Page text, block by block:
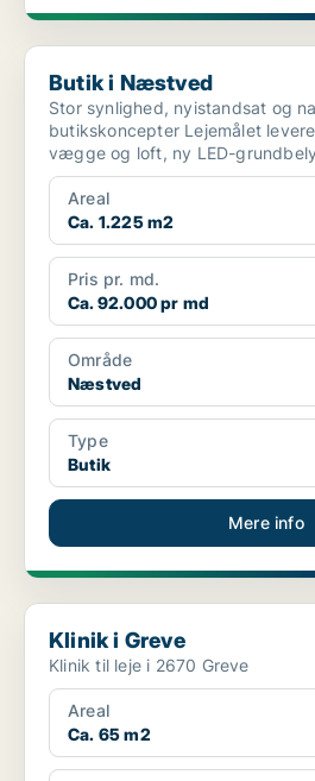
Butik i Næstved
Butik i Næstved
Stor synlighed, nyistandsat og
butikskoncepter Lejemålet leveres med nymalet hvide
vægge og loft, ny LED-
kl...
Areal
Ca. 1.225 m2
Pris pr. md.
Ca. 92.000 pr md
Område
Næstved
Type
Butik
Mere info
Klinik i Greve
Klinik i Greve
Klinik til leje i 2670 Greve
Areal
Ca. 65 m2